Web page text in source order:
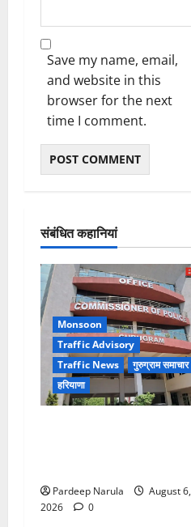
Save my name, email,
and website in this
browser for the next
time I comment.
संबंधित कहानियां
Monsoon
Traffic Advisory
Traffic News
गुरुग्राम समाचार
हरियाणा
Pardeep Narula
August 6,
2026
0